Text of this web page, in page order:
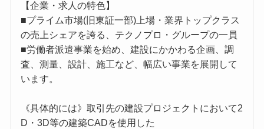
【企業・求人の特色】
■プライム市場(旧東証一部)上場・業界トップクラス
の売上シェアを誇る、テクノプロ・グループの一員
■労働者派遣事業を始め、建設にかかわる企画、調
査、測量、設計、施工など、幅広い事業を展開して
います。
《具体的には》取引先の建設プロジェクトにおいて2
D・3D等の建築CADを使用した